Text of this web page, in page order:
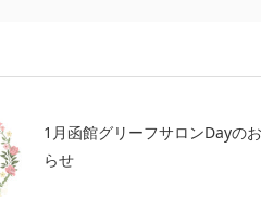
1月函館グリーフサロンDayの
らせ